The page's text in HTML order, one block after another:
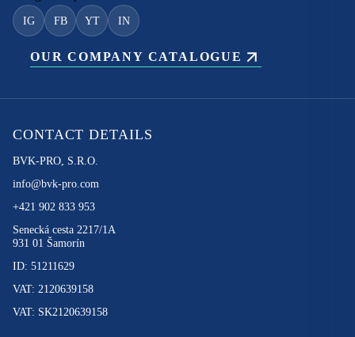
IG FB YT IN
OUR COMPANY CATALOGUE
CONTACT DETAILS
BVK-PRO, S.R.O.
info@bvk-pro.com
+421 902 833 953
Senecká cesta 2217/1A
931 01 Šamorín
ID: 51211629
VAT: 2120639158
VAT: SK2120639158